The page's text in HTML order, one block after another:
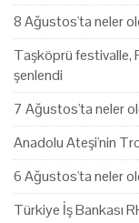
8 Ağustos'ta neler
Taşköprü festivalle,
şenlendi
7 Ağustos'ta neler
Anadolu Ateşi'nin
6 Ağustos'ta neler
Türkiye İş Bankası